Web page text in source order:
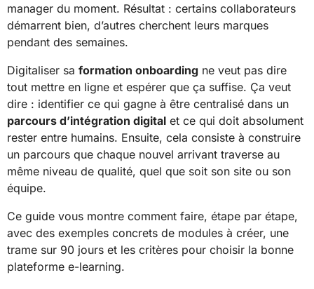
manager du moment. Résultat : certains collaborateurs
démarrent bien, d’autres cherchent leurs marques
pendant des semaines.
Digitaliser sa formation onboarding ne veut pas dire
tout mettre en ligne et espérer que ça suffise. Ça veut
dire : identifier ce qui gagne à être centralisé dans un
parcours d’intégration digital et ce qui doit absolument
rester entre humains. Ensuite, cela consiste à construire
un parcours que chaque nouvel arrivant traverse au
même niveau de qualité, quel que soit son site ou son
équipe.
Ce guide vous montre comment faire, étape par étape,
avec des exemples concrets de modules à créer, une
trame sur 90 jours et les critères pour choisir la bonne
plateforme e-learning.